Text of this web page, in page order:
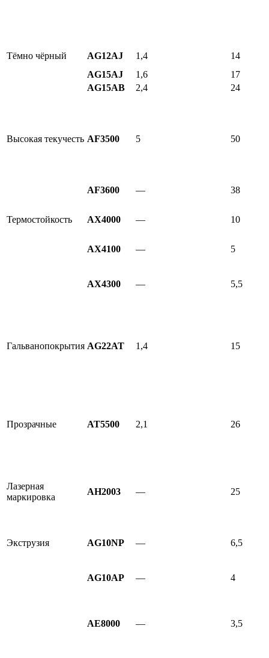
Тёмно чёрный AG12AJ 1,4
14
AG15AJ
1,6
17
AG15AB
2,4 24
Высокая текучесть AF3500 5 50
AF3600 — 38
Термостойкость AX4000 — 10
AX4100 — 5
AX4300 — 5,5
Гальванопокрытия AG22AT 1,4 15
Прозрачные AT5500 2,1 26
Лазерная
маркировка
AH2003 — 25
Экструзия AG10NP — 6,5
AG10AP — 4
AE8000 — 3,5